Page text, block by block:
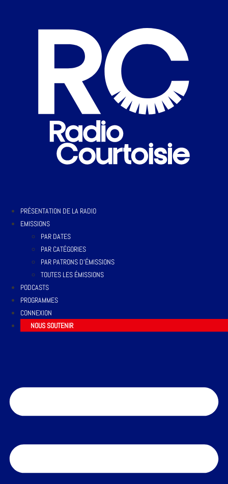
PRÉSENTATION DE LA RADIO
EMISSIONS
PAR DATES
PAR CATÉGORIES
PAR PATRONS D’ÉMISSIONS
TOUTES LES ÉMISSIONS
PODCASTS
PROGRAMMES
CONNEXION
NOUS SOUTENIR